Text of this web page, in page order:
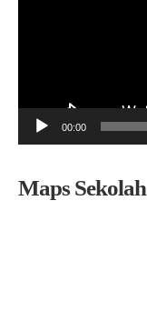
00:00
Maps Sekolah